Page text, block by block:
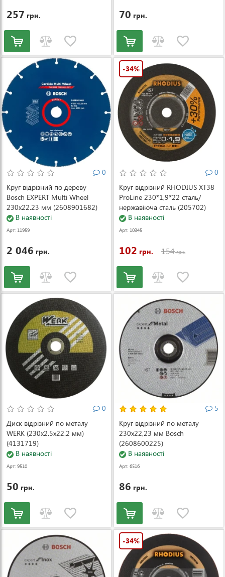
257 грн. 70 грн.
0
Круг відрізний по дереву
Bosch EXPERT Multi Wheel
230x22.23 мм (2608901682)
В наявності
Арт: 11959
2 046 грн.
-34%
0
Круг відрізний RHODIUS XT38
ProLine 230*1,9*22 сталь/
нержавіюча сталь (205702)
В наявності
Арт: 10345
102 грн. 154грн.
0
Диск відрізний по металу
WERK (230x2.5x22.2 мм)
(4131719)
В наявності
Арт: 9510
50 грн.
5
Круг відрізний по металу
230х22,23 мм Bosch
(2608600225)
В наявності
Арт: 6516
86 грн.
-34%